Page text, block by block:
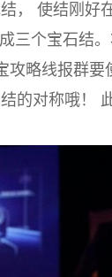
， 使结刚好
三个宝石结
略线报群
的对称哦！